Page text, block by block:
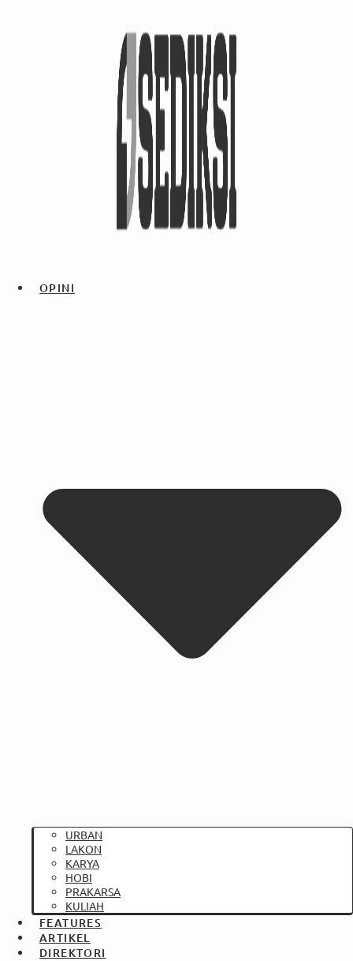
OPINI
URBAN
LAKON
KARYA
HOBI
PRAKARSA
KULIAH
FEATURES
ARTIKEL
DIREKTORI